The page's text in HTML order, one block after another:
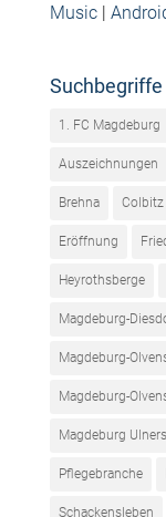
Music|
Suchbegriffe
1. FC Magdeburg
Auszeichnungen
Brehna Colbitz
Eröffnung
Heyrothsberge
Magdeburg-
Magdeburg-
Magdeburg-
Magdeburg
Pflegebranche
Schackensleben